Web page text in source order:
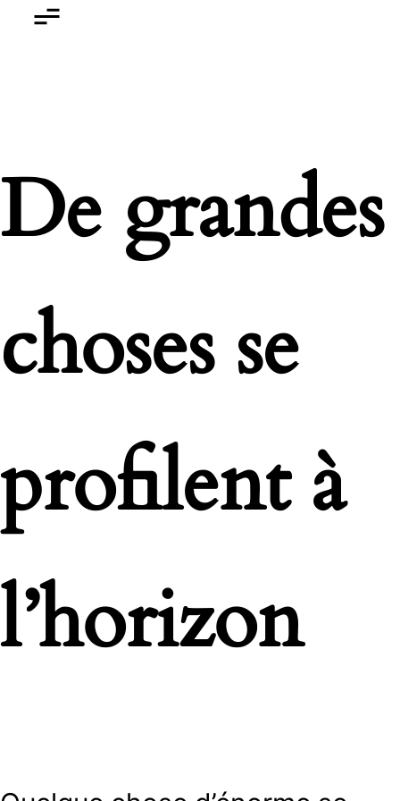
De grandes
choses se
profilent à
l’horizon